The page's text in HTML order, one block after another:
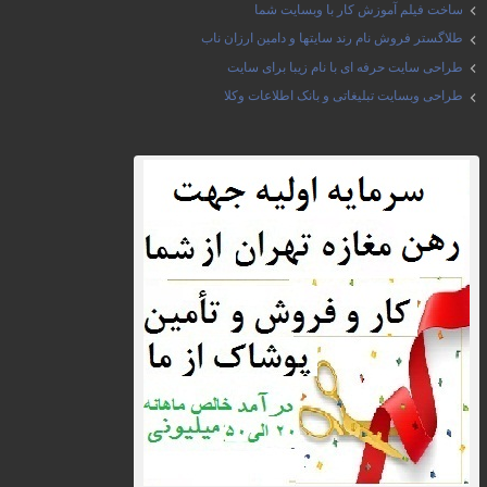
ساخت فیلم آموزش کار با وبسایت شما
طلاگستر فروش نام رند سایتها و دامین ارزان ناب
طراحی سایت حرفه ای با نام زیبا برای سایت
طراحی وبسایت تبلیغاتی و بانک اطلاعات وکلا